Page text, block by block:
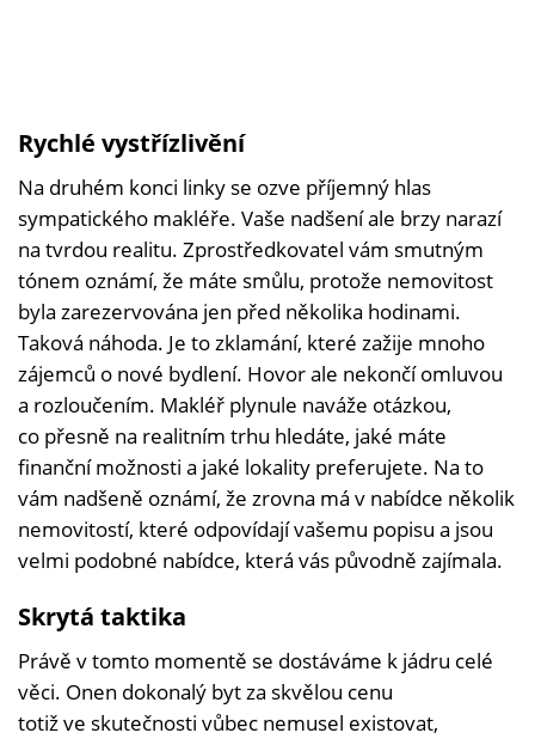
Rychlé vystřízlivění
Na druhém konci linky se ozve příjemný hlas
sympatického makléře. Vaše nadšení ale brzy narazí
na tvrdou realitu. Zprostředkovatel vám smutným
tónem oznámí, že máte smůlu, protože nemovitost
byla zarezervována jen před několika hodinami.
Taková náhoda. Je to zklamání, které zažije mnoho
zájemců o nové bydlení. Hovor ale nekončí omluvou
a rozloučením. Makléř plynule naváže otázkou,
co přesně na realitním trhu hledáte, jaké máte
finanční možnosti a jaké lokality preferujete. Na to
vám nadšeně oznámí, že zrovna má v nabídce několik
nemovitostí, které odpovídají vašemu popisu a jsou
velmi podobné nabídce, která vás původně zajímala.
Skrytá taktika
Právě v tomto momentě se dostáváme k jádru celé
věci. Onen dokonalý byt za skvělou cenu
totiž ve skutečnosti vůbec nemusel existovat,